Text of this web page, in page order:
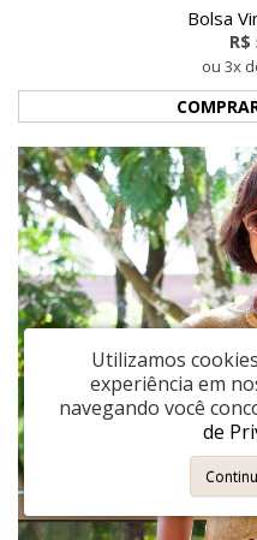
Bolsa
R$
ou 3x
Utilizamos
experiência em
navegando você
de